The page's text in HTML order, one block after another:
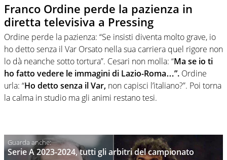
Franco Ordine perde la pazienza in
diretta televisiva a Pressing
Ordine perde la pazienza: “Se insisti diventa molto grave, io
ho detto senza il Var Orsato nella sua carriera quel rigore non
lo dà neanche sotto tortura”. Cesari non molla: “Ma se io ti
ho fatto vedere le immagini di Lazio-Roma…”. Ordine
urla: “Ho detto senza il Var, non capisci l’italiano?”. Poi torna
la calma in studio ma gli animi restano tesi.
Serie A 2023-2024, tutti gli arbitri del campionato